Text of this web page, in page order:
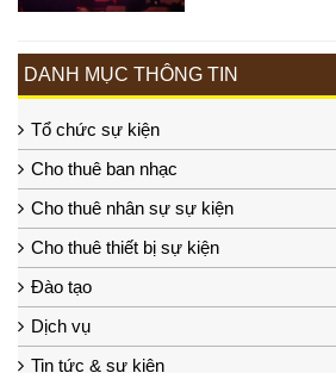
DANH MỤC THÔNG TIN
Tổ chức sự kiện
Cho thuê ban nhạc
Cho thuê nhân sự sự kiện
Cho thuê thiết bị sự kiện
Đào tạo
Dịch vụ
Tin tức & sự kiện